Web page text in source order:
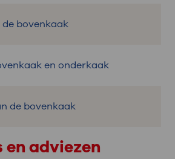
bovenkaak
en onderkaak
de bovenkaak
adviezen